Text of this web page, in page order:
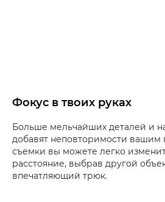
Фокус в твоих руках
Больше мельчайших деталей и
добавят неповторимости вашим
съемки вы можете легко
расстояние, выбрав другой
впечатляющий трюк.